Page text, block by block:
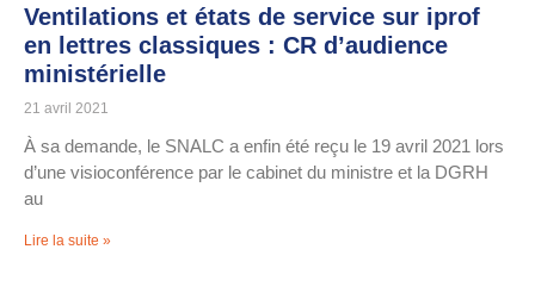
Ventilations et états de service sur iprof
en lettres classiques : CR d’audience
ministérielle
21 avril 2021
À sa demande, le SNALC a enfin été reçu le 19 avril 2021 lors
d’une visioconférence par le cabinet du ministre et la DGRH
au
Lire la suite »